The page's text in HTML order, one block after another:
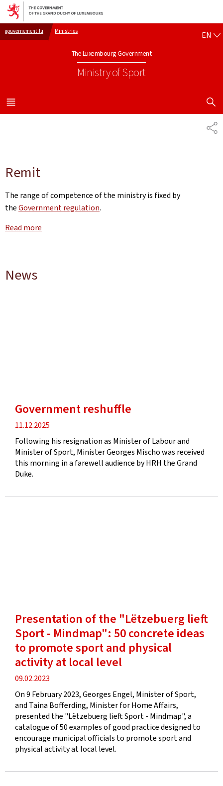
Go to main navigation
Go to content
gouvernement.lu Ministries
The Luxembourg Government
Ministry of Sport
EN
MENU
MAIN
SHOW
Remit
The range of competence of the ministry is fixed by
theGovernment regulation.
Read more
News
Government reshuffle
Publication
date
11.12.2025
Following his resignation as Minister of Labour and
Minister of Sport, Minister Georges Mischo was received
this morning in a farewell audience by HRH the Grand
Duke.
Presentation of the "Lëtzebuerg lieft
Sport - Mindmap": 50 concrete ideas
to promote sport and physical
activity at local level
Publication
date
09.02.2023
On 9 February 2023, Georges Engel, Minister of Sport,
and Taina Bofferding, Minister for Home Affairs,
presented the "Lëtzebuerg lieft Sport - Mindmap", a
catalogue of 50 examples of good practice designed to
encourage municipal officials to promote sport and
physical activity at local level.